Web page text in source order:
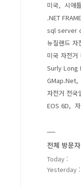
미국
시애틀
.NET
sql server
뉴질랜드 자
미국 자전거
Surly Long
GMap.Net
자전거 전국
EOS 6D
전체 방문자
Today :
Yesterday :